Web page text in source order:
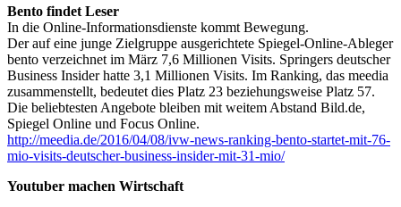
Bento findet Leser
In die Online-Informationsdienste kommt Bewegung.
Der auf eine junge Zielgruppe ausgerichtete Spiegel-Online-Ableger
bento verzeichnet im März 7,6 Millionen Visits. Springers deutscher
Business Insider hatte 3,1 Millionen Visits. Im Ranking, das meedia
zusammenstellt, bedeutet dies Platz 23 beziehungsweise Platz 57.
Die beliebtesten Angebote bleiben mit weitem Abstand Bild.de,
Spiegel Online und Focus Online.
http://meedia.de/2016/04/08/ivw-news-ranking-bento-startet-mit-76-
mio-visits-deutscher-business-insider-mit-31-mio/
Youtuber machen Wirtschaft